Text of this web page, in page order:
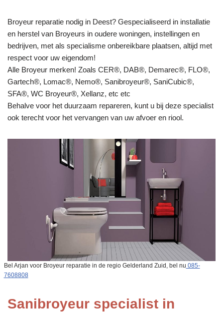
Broyeur reparatie nodig in Deest? Gespecialiseerd in installatie
en herstel van Broyeurs in oudere woningen, instellingen en
bedrijven, met als specialisme onbereikbare plaatsen, altijd met
respect voor uw eigendom!
Alle Broyeur merken! Zoals CER®, DAB®, Demarec®, FLO®,
Gartech®, Lomac®, Nemo®, Sanibroyeur®, SaniCubic®,
SFA®, WC Broyeur®, Xellanz, etc etc
Behalve voor het duurzaam repareren, kunt u bij deze specialist
ook terecht voor het vervangen van uw afvoer en riool.
Bel Arjan voor Broyeur reparatie in de regio Gelderland Zuid, bel nu 085-
7608808
Sanibroyeur specialist in